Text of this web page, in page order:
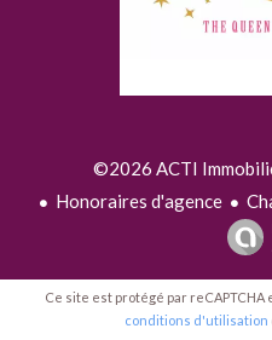
©2026 ACTI
Honoraires d'agence
Ce site est protégé par reCAPTCHA
conditions d'utilisation